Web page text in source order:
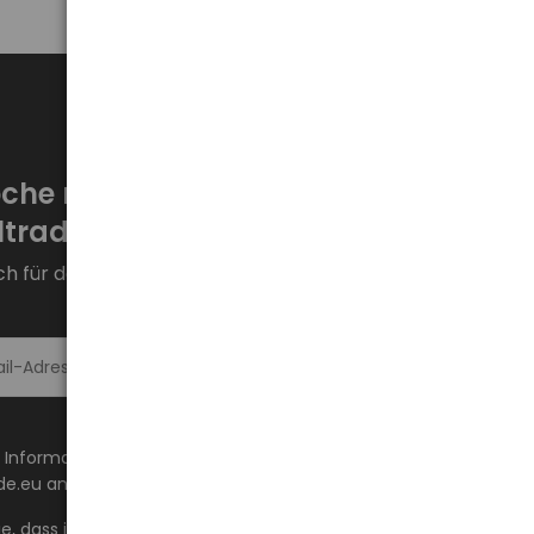
neue Aktionen bei
für den Newsletter an und bleiben Sie auf dem
über Neuheiten und Aktionen auf
an die angegebene E-Mail-Adresse erhalten.